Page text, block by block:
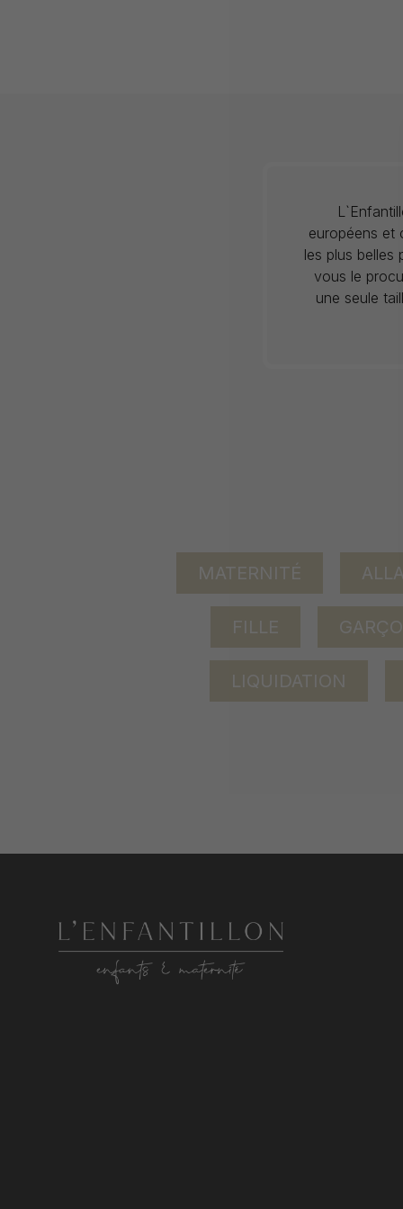
européens et
les plus belles
vous le
une seule
MATERNITÉ
FILLE
LIQUIDATION